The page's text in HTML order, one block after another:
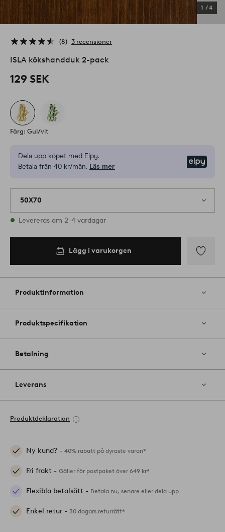
1 /4
8 3 recensioner
ISLA kökshandduk 2-pack
129 SEK
Färg: Gul/vit
Dela upp köpet med Elpy.
Betala från 40 kr/mån. Läs mer
50X70
I lager
Levereras om 2-4 vardagar
Lägg i varukorgen
till
favoriter
Produktinformation
Produktspecifikation
Betalning
Leverans
Produktdeklaration
Ny kund? - 40% rabatt på dyraste varan*
Fri frakt - Gäller för postpaket över 649 kr*
Flexibla betalsätt - Betala nu, senare eller dela upp
Enkel retur - 30 dagars returrätt*